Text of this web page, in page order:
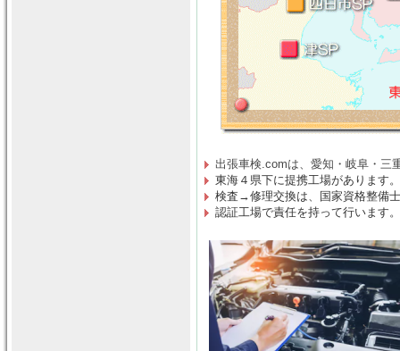
出張車検.comは、 愛知・岐阜・三
東海４県下に提携工場があります。
検査→修理交換は、
国家資格整備
認証工場で責任を持って行います。